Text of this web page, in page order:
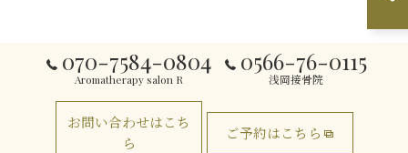
070-7584-0804
Aromatherapy salon R
0566-76-0115
浅岡接骨院
お問い合わせはこち
ら
ご予約はこちら